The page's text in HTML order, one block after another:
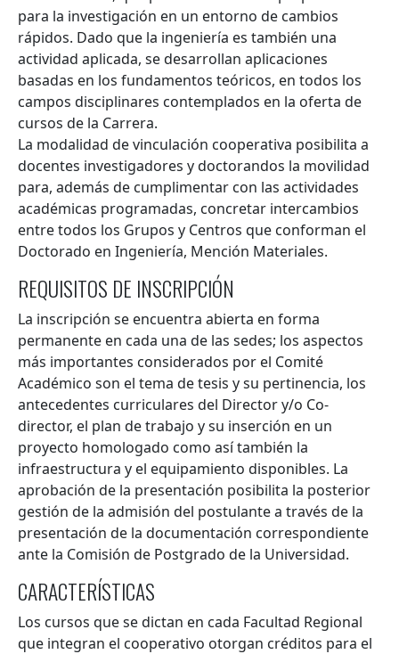
para la investigación en un entorno de cambios
rápidos. Dado que la ingeniería es también una
actividad aplicada, se desarrollan aplicaciones
basadas en los fundamentos teóricos, en todos los
campos disciplinares contemplados en la oferta de
cursos de la Carrera.
La modalidad de vinculación cooperativa posibilita a
docentes investigadores y doctorandos la movilidad
para, además de cumplimentar con las actividades
académicas programadas, concretar intercambios
entre todos los Grupos y Centros que conforman el
Doctorado en Ingeniería, Mención Materiales.
REQUISITOS DE INSCRIPCIÓN
La inscripción se encuentra abierta en forma
permanente en cada una de las sedes; los aspectos
más importantes considerados por el Comité
Académico son el tema de tesis y su pertinencia, los
antecedentes curriculares del Director y/o Co-
director, el plan de trabajo y su inserción en un
proyecto homologado como así también la
infraestructura y el equipamiento disponibles. La
aprobación de la presentación posibilita la posterior
gestión de la admisión del postulante a través de la
presentación de la documentación correspondiente
ante la Comisión de Postgrado de la Universidad.
CARACTERÍSTICAS
Los cursos que se dictan en cada Facultad Regional
que integran el cooperativo otorgan créditos para el